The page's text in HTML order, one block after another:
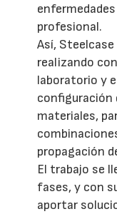
profesional.
Así,
realizando
laboratorio y
configuración
materiales,
propagación
El trabajo se
fases, y con
aportar